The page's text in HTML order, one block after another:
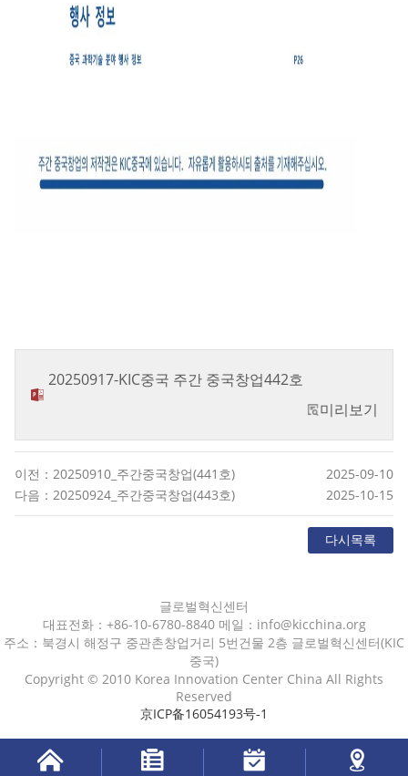
20250917-KIC중국 주간 중국창업442호
미리보기
이전：20250910_주간중국창업(441호)
2025-09-10
다음：20250924_주간중국창업(443호)
2025-10-15
다시목록
글로벌혁신센터
대표전화：+86-10-6780-8840 메일：info@kicchina.org
주소：북경시 해정구 중관촌창업거리 5번건물 2층 글로벌혁신센터(KIC
중국)
Copyright © 2010 Korea Innovation Center China All Rights
Reserved
京ICP备16054193号-1